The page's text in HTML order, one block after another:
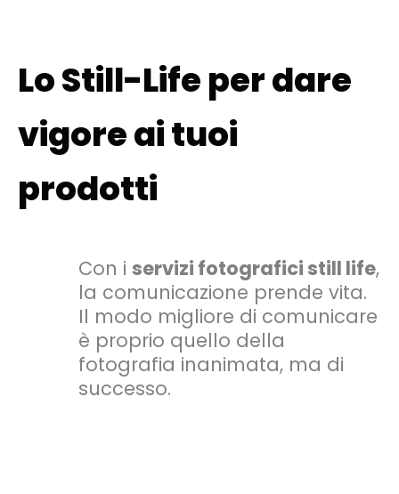
Lo Still-Life per dare
vigore ai tuoi
prodotti
Con iservizi fotografici still life,
la comunicazione prende vita.
Il modo migliore di comunicare
è proprio quello della
fotografia inanimata, ma di
successo.